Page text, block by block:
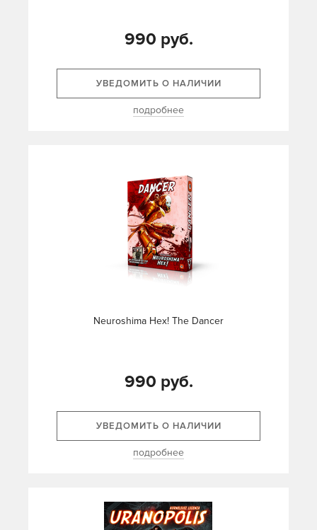
990 руб.
УВЕДОМИТЬ О НАЛИЧИИ
подробнее
Neuroshima Hex! The Dancer
990 руб.
УВЕДОМИТЬ О НАЛИЧИИ
подробнее